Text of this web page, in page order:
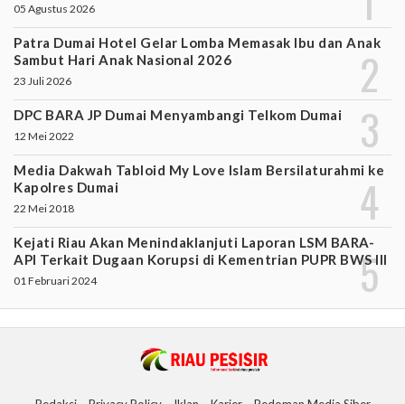
05 Agustus 2026
Patra Dumai Hotel Gelar Lomba Memasak Ibu dan Anak
Sambut Hari Anak Nasional 2026
23 Juli 2026
DPC BARA JP Dumai Menyambangi Telkom Dumai
12 Mei 2022
Media Dakwah Tabloid My Love Islam Bersilaturahmi ke
Kapolres Dumai
22 Mei 2018
Kejati Riau Akan Menindaklanjuti Laporan LSM BARA-
API Terkait Dugaan Korupsi di Kementrian PUPR BWS III
01 Februari 2024